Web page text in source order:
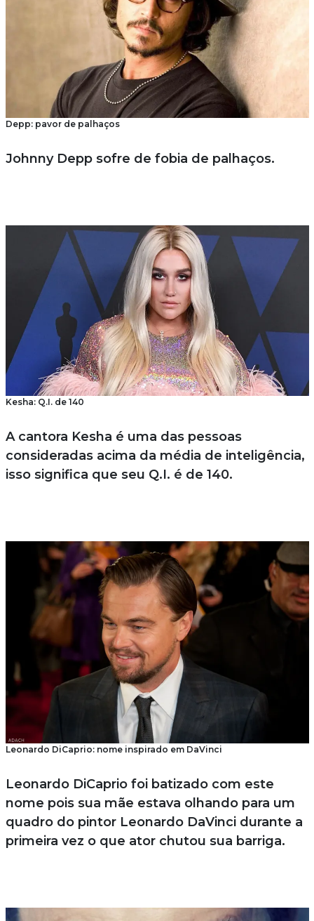
Depp: pavor de palhaços
Johnny Depp sofre de fobia de palhaços.
Kesha: Q.I. de 140
A cantora Kesha é uma das pessoas
consideradas acima da média de inteligência,
isso significa que seu Q.I. é de 140.
Leonardo DiCaprio: nome inspirado em DaVinci
Leonardo DiCaprio foi batizado com este
nome pois sua mãe estava olhando para um
quadro do pintor Leonardo DaVinci durante a
primeira vez o que ator chutou sua barriga.